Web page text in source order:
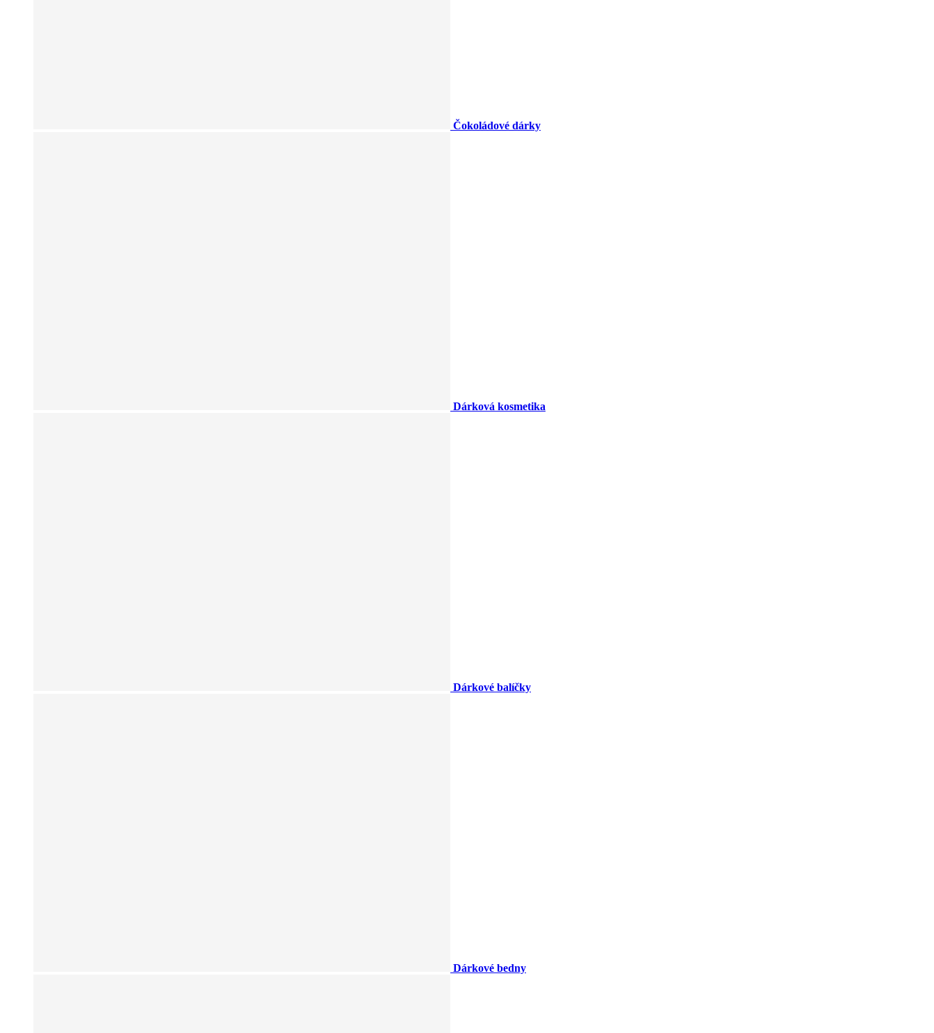
Čokoládové dárky
Dárková kosmetika
Dárkové balíčky
Dárkové bedny